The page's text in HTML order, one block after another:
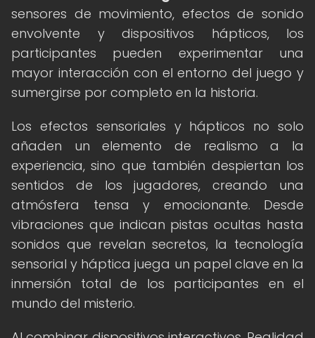
sensores de movimiento, efectos de sonido
envolvente y dispositivos hápticos, los
participantes pueden experimentar una
mayor interacción con el entorno del juego y
sumergirse por completo en la historia.
Los efectos sensoriales y hápticos no solo
añaden un elemento de realismo a la
experiencia, sino que también despiertan los
sentidos de los jugadores, creando una
atmósfera tensa y emocionante. Desde
vibraciones que indican pistas ocultas hasta
sonidos que revelan secretos, la tecnología
sensorial y háptica juega un papel clave en la
inmersión total de los participantes en el
mundo del misterio.